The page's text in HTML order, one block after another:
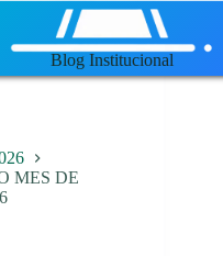
Blog Institucional
MES DE